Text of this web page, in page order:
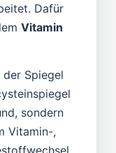
Dafür
Vitamin
der Spiegel
sondern
Vitamin-,